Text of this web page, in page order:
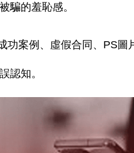
騙的羞恥感。
功案例、虛假合同、PS
認知。